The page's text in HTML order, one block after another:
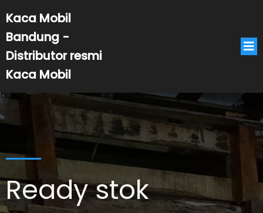
Kaca Mobil
Bandung -
Distributor resmi
Kaca Mobil
Ready stok